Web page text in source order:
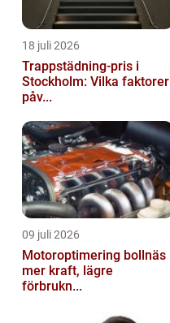
18 juli 2026
Trappstädning-pris i
Stockholm: Vilka faktorer
påv...
09 juli 2026
Motoroptimering bollnäs
mer kraft, lägre
förbrukn...